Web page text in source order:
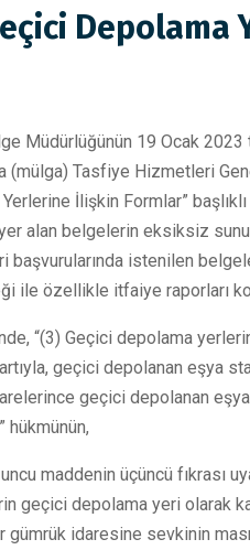
Depolama
Müdürlüğünün 19 Ocak
(mülga) Tasfiye Hizmetleri
İlişkin Formlar”
alan belgelerin eksiksiz
istenilen
ile özellikle itfaiye raporları
“(3) Geçici depolama
geçici depolanan eşya
geçici depolanan
hükmünün,
maddenin üçüncü fıkrası
geçici depolama yeri olarak
idaresine sevkinin